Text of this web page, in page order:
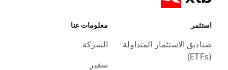
استثمر
صناديق الاستثمار المتداولة
(ETFs)
معلومات عنا
الشركة
سفير